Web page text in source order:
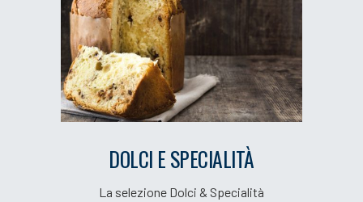
DOLCI E SPECIALITÀ
La selezione Dolci & Specialità